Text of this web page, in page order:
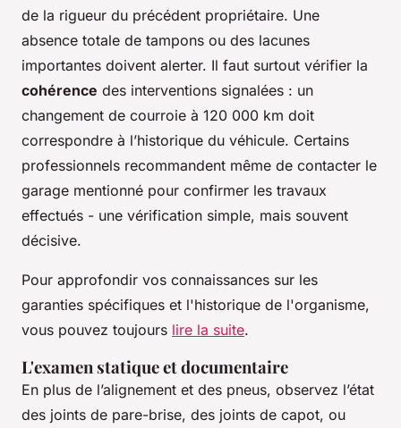
de la rigueur du précédent propriétaire. Une
absence totale de tampons ou des lacunes
importantes doivent alerter. Il faut surtout vérifier la
cohérence des interventions signalées : un
changement de courroie à 120 000 km doit
correspondre à l’historique du véhicule. Certains
professionnels recommandent même de contacter le
garage mentionné pour confirmer les travaux
effectués - une vérification simple, mais souvent
décisive.
Pour approfondir vos connaissances sur les
garanties spécifiques et l'historique de l'organisme,
vous pouvez toujours lire la suite.
L'examen statique et documentaire
En plus de l’alignement et des pneus, observez l’état
des joints de pare-brise, des joints de capot, ou